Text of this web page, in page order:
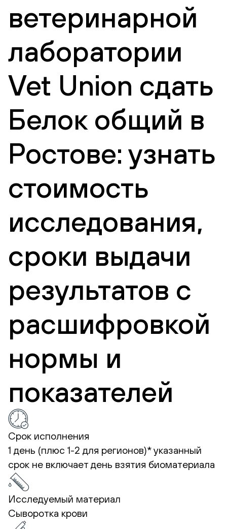
ветеринарной
лаборатории
Vet Union сдать
Белок общий в
Ростове: узнать
стоимость
исследования,
сроки выдачи
результатов с
расшифровкой
нормы и
показателей
Срок исполнения
1 день (плюс 1-2 для регионов)*указанный
срок не включает день взятия биоматериала
Исследуемый материал
Сыворотка крови